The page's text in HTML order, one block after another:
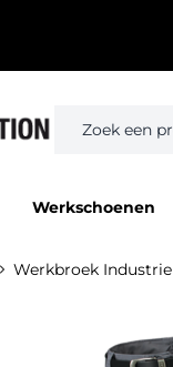
Werkschoenen
Werkbroek Industrie